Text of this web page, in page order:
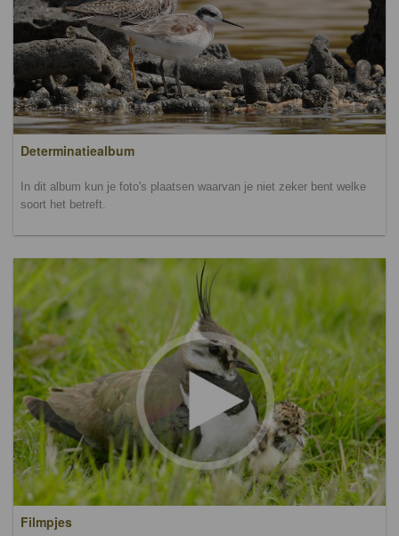
Determinatiealbum
In dit album kun je foto's plaatsen waarvan je niet zeker bent welke
soort het betreft.
Filmpjes